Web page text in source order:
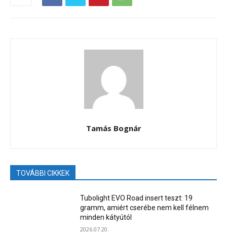
Tamás Bognár
TOVÁBBI CIKKEK
Tubolight EVO Road insert teszt: 19
gramm, amiért cserébe nem kell félnem
minden kátyútól
2026.07.20.